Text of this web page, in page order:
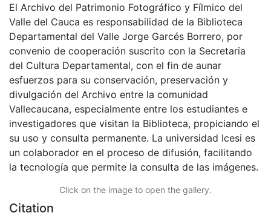
El Archivo del Patrimonio Fotográfico y Fílmico del
Valle del Cauca es responsabilidad de la Biblioteca
Departamental del Valle Jorge Garcés Borrero, por
convenio de cooperación suscrito con la Secretaria
del Cultura Departamental, con el fin de aunar
esfuerzos para su conservación, preservación y
divulgación del Archivo entre la comunidad
Vallecaucana, especialmente entre los estudiantes e
investigadores que visitan la Biblioteca, propiciando el
su uso y consulta permanente. La universidad Icesi es
un colaborador en el proceso de difusión, facilitando
la tecnología que permite la consulta de las imágenes.
Click on the image to open the gallery.
Citation